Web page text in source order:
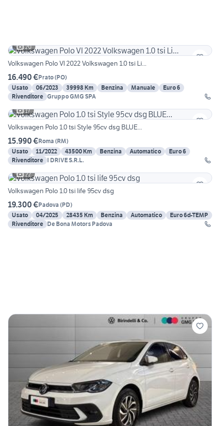
20
Volkswagen Polo VI 2022 Volkswagen 1.0 tsi Li...
16.490 €Prato(PO)
Usato
06/2023 39998 Km Benzina Manuale
Euro 6
Rivenditore Gruppo GMG SPA
17
Volkswagen Polo 1.0 tsi Style 95cv dsg BLUE...
15.990 €Roma (RM)
Usato
11/2022 43500 Km Benzina Automatico
Euro 6
Rivenditore I DRIVE S.R.L.
22
Volkswagen Polo 1.0 tsi life 95cv dsg
19.300 €Padova (PD)
Usato
04/2025 28435 Km Benzina Automatico
Euro 6d-TEMP
Rivenditore De Bona Motors Padova